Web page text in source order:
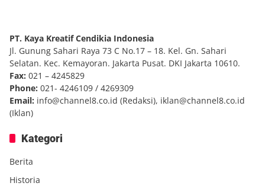
PT. Kaya Kreatif Cendikia Indonesia
Jl. Gunung Sahari Raya 73 C No.17 – 18. Kel. Gn. Sahari
Selatan. Kec. Kemayoran. Jakarta Pusat. DKI Jakarta 10610.
Fax: 021 – 4245829
Phone: 021- 4246109 / 4269309
Email: info@channel8.co.id (Redaksi), iklan@channel8.co.id
(Iklan)
Kategori
Berita
Historia